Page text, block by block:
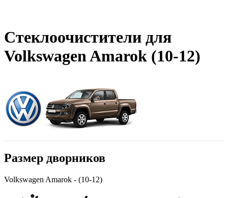
Стеклоочистители для
Volkswagen Amarok (10-12)
Размер дворников
Volkswagen Amarok - (10-12)